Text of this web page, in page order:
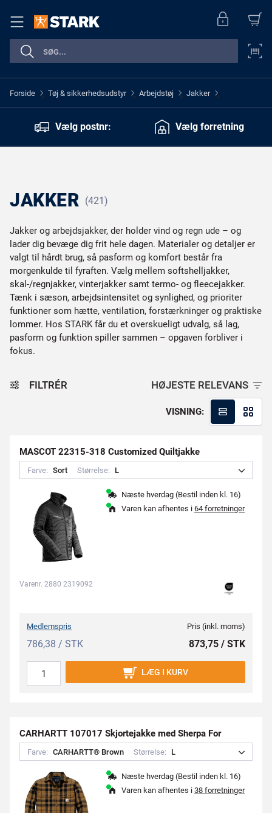
Forside > Tøj & sikkerhedsudstyr > Arbejdstøj > Jakker >
Vælg postnr: Vælg forretning
JAKKER (421)
Jakker og arbejdsjakker, der holder vind og regn ude – og
lader dig bevæge dig frit hele dagen. Materialer og detaljer er
valgt til hårdt brug, så pasform og komfort består fra
morgenkulde til fyraften. Vælg mellem softshelljakker,
skal-/regnjakker, vinterjakker samt termo- og fleecejakker.
Tænk i sæson, arbejdsintensitet og synlighed, og prioriter
funktioner som hætte, ventilation, forstærkninger og praktiske
lommer. Hos STARK får du et overskueligt udvalg, så lag,
pasform og funktion spiller sammen – opgaven forbliver i
fokus.
FILTRÉR HØJESTE RELEVANS
VISNING:
MASCOT 22315-318 Customized Quiltjakke
Farve: Sort Størrelse: L
Næste hverdag (Bestil inden kl. 16)
Varen kan afhentes i 64 forretninger
Varenr. 2880 2319092
Medlemspris
786,38 / STK
Pris (inkl. moms)
873,75 / STK
LÆG I KURV
CARHARTT 107017 Skjortejakke med Sherpa For
Farve: CARHARTT® Brown Størrelse: L
Næste hverdag (Bestil inden kl. 16)
Varen kan afhentes i 38 forretninger